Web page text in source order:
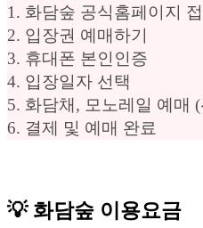
1. 화담숲 공식홈페이지
2. 입장권 예매하기
3. 휴대폰 본인인증
4. 입장일자 선택
5. 화담채, 모노레일 예매
6. 결제 및 예매 완료
💡 화담숲 이용요금